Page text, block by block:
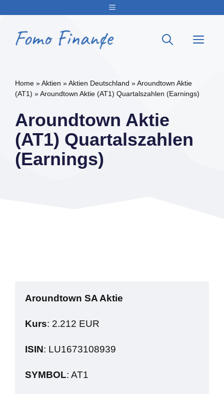
springen
Menu
Home »Aktien »Aktien Deutschland »Aroundtown Aktie
(AT1) »Aroundtown Aktie (AT1) Quartalszahlen (Earnings)
Aroundtown Aktie
(AT1) Quartalszahlen
(Earnings)
Aroundtown SA Aktie
Kurs: 2.212 EUR
ISIN: LU1673108939
SYMBOL: AT1